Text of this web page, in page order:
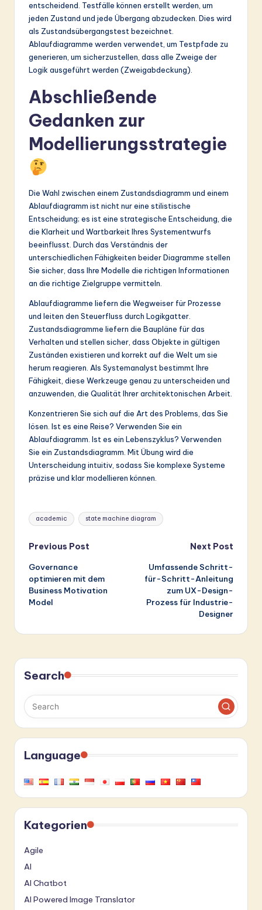
entscheidend. Testfälle können erstellt werden, um
jeden Zustand und jede Übergang abzudecken. Dies wird
als Zustandsübergangstest bezeichnet.
Ablaufdiagramme werden verwendet, um Testpfade zu
generieren, um sicherzustellen, dass alle Zweige der
Logik ausgeführt werden (Zweigabdeckung).
Abschließende
Gedanken zur
Modellierungsstrategie
Die Wahl zwischen einem Zustandsdiagramm und einem
Ablaufdiagramm ist nicht nur eine stilistische
Entscheidung; es ist eine strategische Entscheidung, die
die Klarheit und Wartbarkeit Ihres Systementwurfs
beeinflusst. Durch das Verständnis der
unterschiedlichen Fähigkeiten beider Diagramme stellen
Sie sicher, dass Ihre Modelle die richtigen Informationen
an die richtige Zielgruppe vermitteln.
Ablaufdiagramme liefern die Wegweiser für Prozesse
und leiten den Steuerfluss durch Logikgatter.
Zustandsdiagramme liefern die Baupläne für das
Verhalten und stellen sicher, dass Objekte in gültigen
Zuständen existieren und korrekt auf die Welt um sie
herum reagieren. Als Systemanalyst bestimmt Ihre
Fähigkeit, diese Werkzeuge genau zu unterscheiden und
anzuwenden, die Qualität Ihrer architektonischen Arbeit.
Konzentrieren Sie sich auf die Art des Problems, das Sie
lösen. Ist es eine Reise? Verwenden Sie ein
Ablaufdiagramm. Ist es ein Lebenszyklus? Verwenden
Sie ein Zustandsdiagramm. Mit Übung wird die
Unterscheidung intuitiv, sodass Sie komplexe Systeme
präzise und klar modellieren können.
Tags:
academic state machine diagram
Post
navigation
Previous Post
Governance
optimieren mit dem
Business Motivation
Model
Next Post
Umfassende Schritt-
für-Schritt-Anleitung
zum UX-Design-
Prozess für Industrie-
Designer
Search
Language
Kategorien
Agile
AI
AI Chatbot
AI Powered Image Translator